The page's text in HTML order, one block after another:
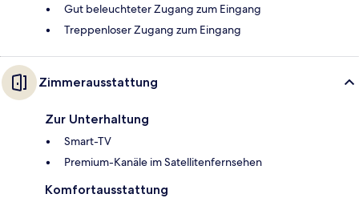
Gut beleuchteter Zugang zum Eingang
Treppenloser Zugang zum Eingang
Zimmerausstattung
Zur Unterhaltung
Smart-TV
Premium-Kanäle im Satellitenfernsehen
Komfortausstattung